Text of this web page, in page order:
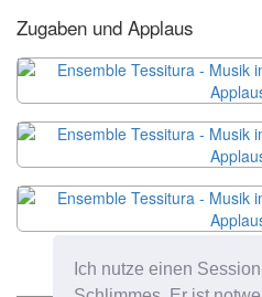
Ich nutze einen
Zugaben und Applaus